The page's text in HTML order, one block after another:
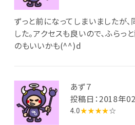
ずっと前になってしまいましたが
した。アクセスも良いので、ふら
のもいいかも(^^)d
あず７
投稿日：2018年
4.0★★★★☆